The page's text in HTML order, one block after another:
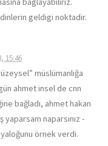
geldigi noktadir.
15:46
müslümanlığa
ahmet insel de cnn
bağladı, ahmet hakan
yaparsam naparsınız -
örnek verdi.